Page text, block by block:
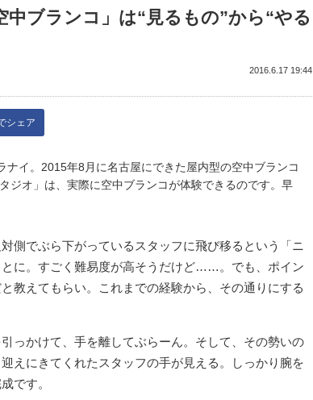
ブランコ」は“見るもの”から“やる
2016.6.17 19:44
シェア
ナイ。2015年8月に名古屋にできた屋内型の空中ブランコ
ジオ」は、実際に空中ブランコが体験できるのです。早
側でぶら下がっているスタッフに飛び移るという「ニ
に。すごく難易度が高そうだけど……。でも、ポイン
教えてもらい。これまでの経験から、その通りにする
っかけて、手を離してぶらーん。そして、その勢いの
えにきてくれたスタッフの手が見える。しっかり腕を
です。